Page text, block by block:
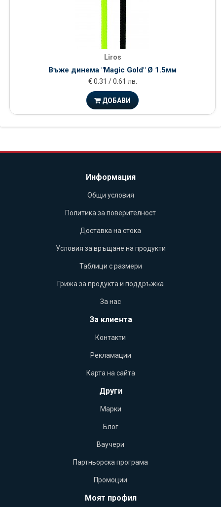
Liros
Въже динема "Magic Gold" Ø 1.5мм
€ 0.31 / 0.61 лв.
ДОБАВИ
Информация
Общи условия
Политика за поверителност
Доставка на стока
Условия за връщане на продукти
Таблици с размери
Грижа за продукта и поддръжка
За нас
За клиента
Контакти
Рекламации
Карта на сайта
Други
Марки
Блог
Ваучери
Партньорска програма
Промоции
Моят профил